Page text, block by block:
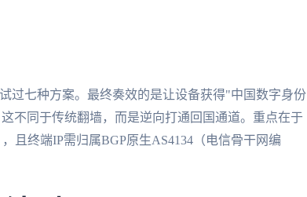
过七种方案。最终奏效的是让设备获得"中国数字身份
同于传统翻墙，而是逆向打通回国通道。重点在于
且终端IP需归属BGP原生AS4134（电信骨干网编